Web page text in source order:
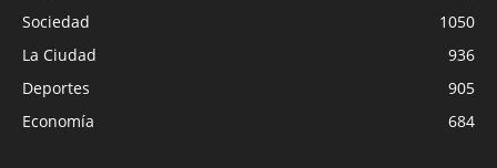
Sociedad
1050
La Ciudad
936
Deportes
905
Economía
684